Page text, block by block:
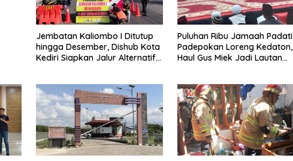
Jembatan Kaliombo I Ditutup
hingga Desember, Dishub Kota
Kediri Siapkan Jalur Alternatif
Puluhan Ribu Jamaah Padati
Padepokan Loreng Kedaton,
Haul Gus Miek Jadi Lautan